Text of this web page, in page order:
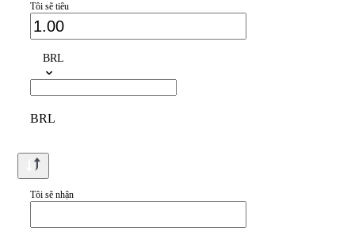
Tôi sẽ tiêu
BRL
BRL
Tôi sẽ nhận